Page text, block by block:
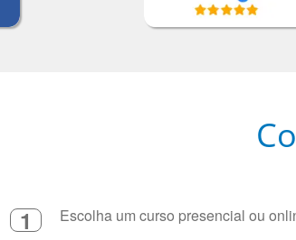
1 Escolha um curso presencial ou